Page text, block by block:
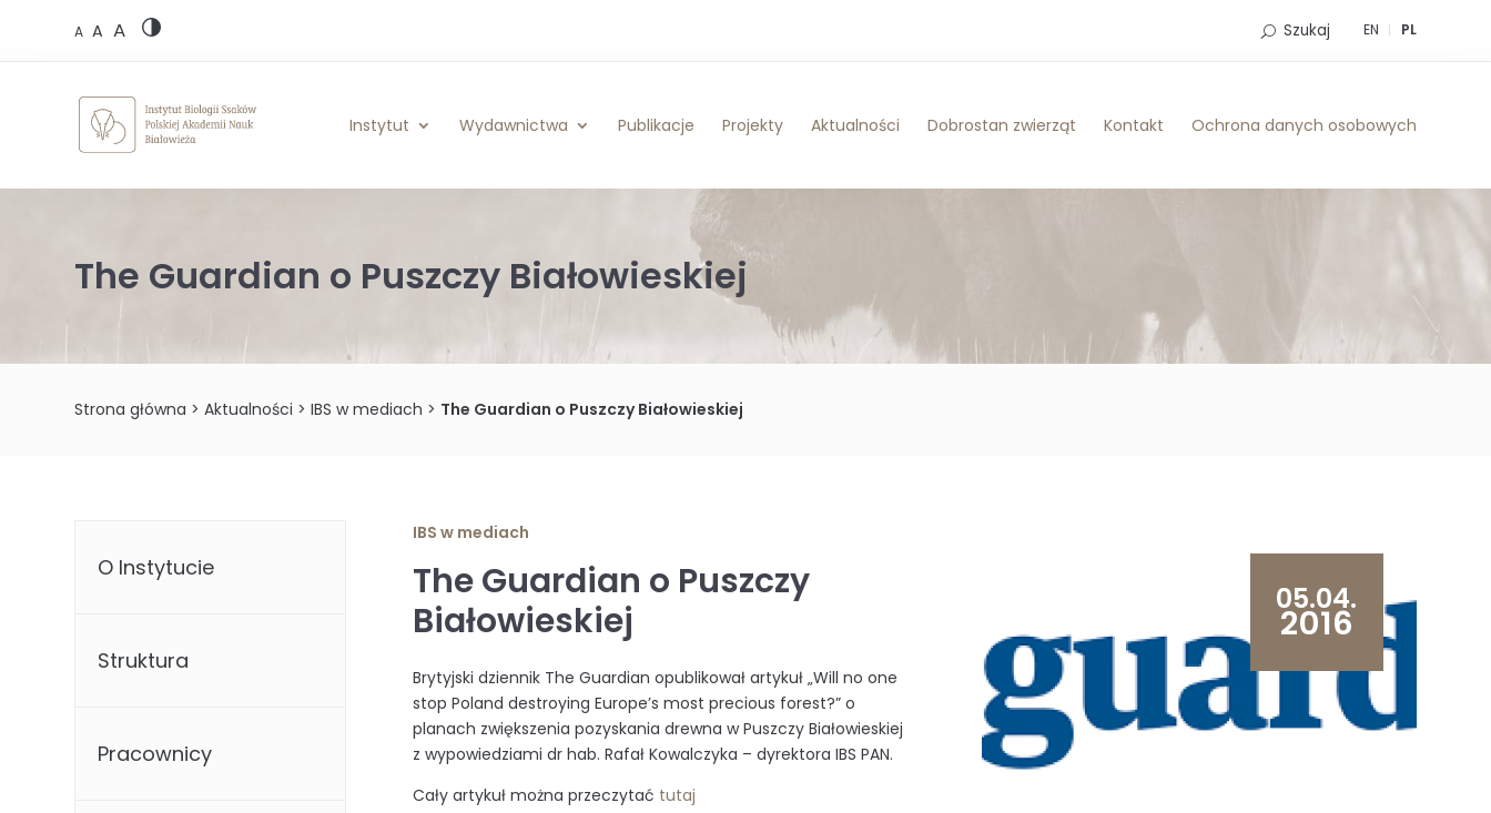
A A A EN PL
Szukaj
Instytut Wydawnictwa Publikacje Projekty Aktualności Dobrostan zwierząt Kontakt Ochrona danych osobowych
The Guardian o Puszczy Białowieskiej
Strona główna >Aktualności >IBS w mediach > The Guardian o Puszczy Białowieskiej
05.04.
2016
IBS w mediach
The Guardian o Puszczy
Białowieskiej
Brytyjski dziennik The Guardian opublikował artykuł „Will no one
stop Poland destroying Europe’s most precious forest?” o
planach zwiększenia pozyskania drewna w Puszczy Białowieskiej
z wypowiedziami dr hab. Rafał Kowalczyka – dyrektora IBS PAN.
Cały artykuł można przeczytać tutaj
O Instytucie
Struktura
Pracownicy